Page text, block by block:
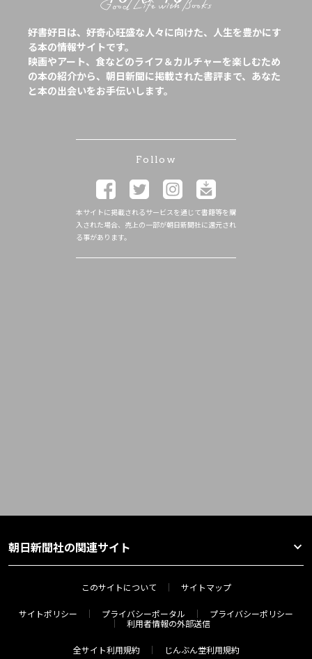
好書好日は、好奇心旺盛な人々に向けた、人生を豊かにす
る本の情報サイトです。
映画やアート、食などのライフ＆カルチャーを楽しむため
の本の紹介から、朝日新聞に掲載された書評まで、あなた
と本の出会いをお手伝いします。
Follow
本サイトに掲載されるサービスを通じて書籍等を購
入された場合、売上の一部が朝日新聞社に還元され
る事があります。
朝日新聞社の関連サイト
このサイトについて サイトマップ
サイトポリシー プライバシーポータル
プライバシーポリシー
利用者情報の外部送信
全サイト利用規約 じんぶん堂利用規約